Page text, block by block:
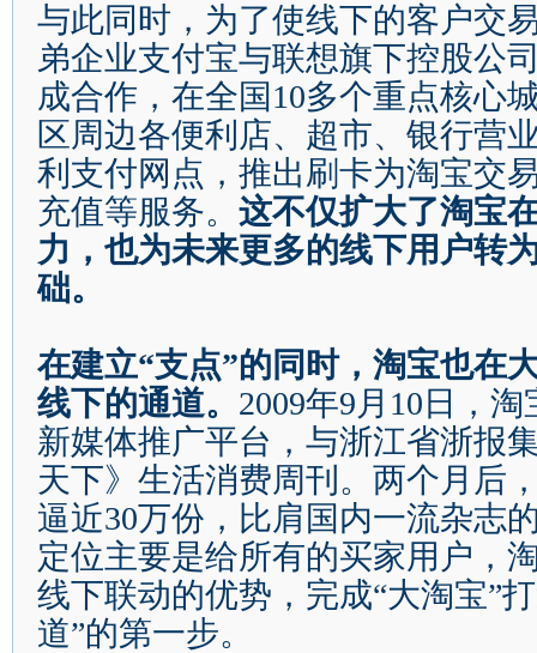
与此同时，为了使线下的客户交
弟企业支付宝与联想旗下控股公
成合作，在全国10多个重点核心
区周边各便利店、超市、银行营
利支付网点，推出刷卡为淘宝交
充值等服务。 这不仅扩大了淘宝
力，也为未来更多的线下用户转
础。
在建立“支点”的同时，淘宝也在
线下的通道。 2009年9月 10 日
，
新媒体推广平台，与浙江省浙报
天下》生活消费周刊。两个月后
逼近30万份，比肩国内一流杂志
定位主要是给所有的买家用户，
线下联动的优势，完成“大淘宝”
道”的第一步。